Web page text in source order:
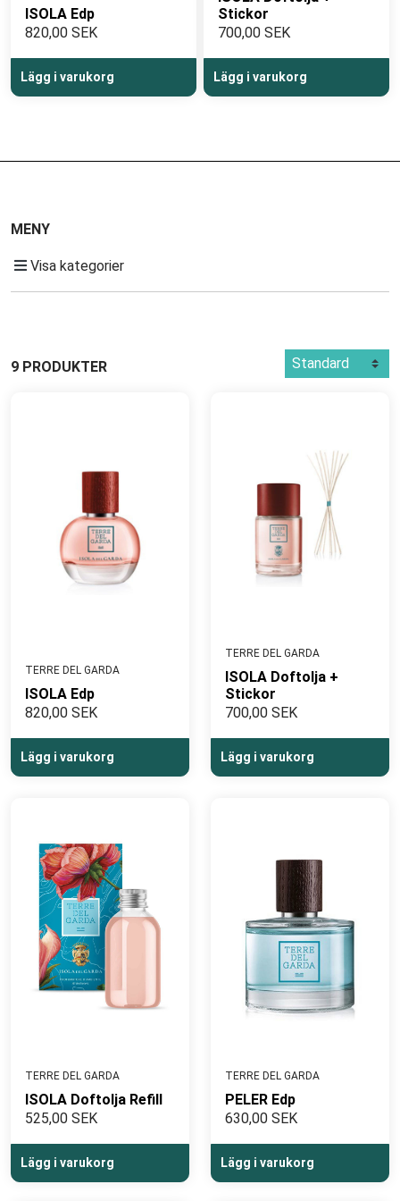
TERRE DEL GARDA
- Italienska exklusiva doftprodukter
ISOLA Edp
820,00 SEK
Lägg i varukorg
Stickor
700,00 SEK
Lägg i varukorg
MENY
Visa kategorier
9 PRODUKTER
TERRE DEL GARDA
ISOLA Edp
820,00 SEK
Lägg i varukorg
TERRE DEL GARDA
ISOLA Doftolja +
Stickor
700,00 SEK
Lägg i varukorg
TERRE DEL GARDA
ISOLA Doftolja Refill
525,00 SEK
Lägg i varukorg
TERRE DEL GARDA
PELER Edp
630,00 SEK
Lägg i varukorg